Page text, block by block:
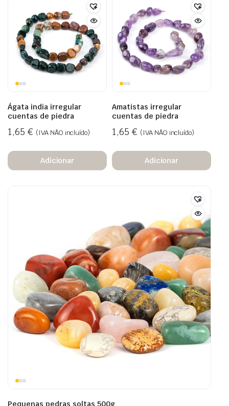
Ágata india irregular
cuentas de piedra
1,65 € (IVA NÃO incluído)
Adicionar
Amatistas irregular
cuentas de piedra
1,65 € (IVA NÃO incluído)
Adicionar
Pequenas pedras soltas 500g